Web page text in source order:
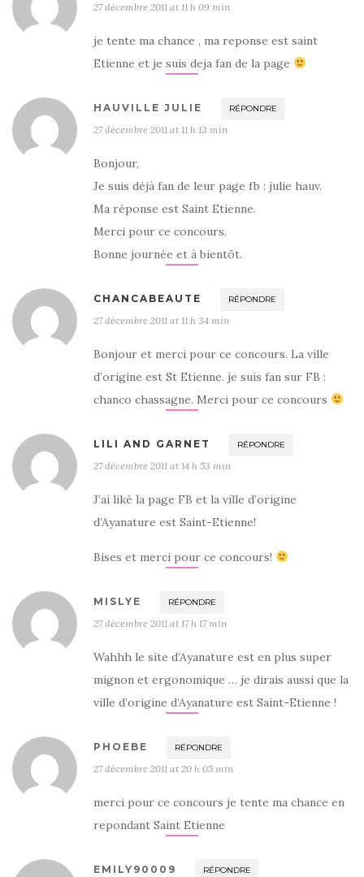
27 décembre 2011 at 11 h 09 min
je tente ma chance , ma reponse est saint
Etienne et je suis deja fan de la page
HAUVILLE JULIE RÉPONDRE
27 décembre 2011 at 11 h 13 min
Bonjour,
Je suis déjà fan de leur page fb : julie hauv.
Ma réponse est Saint Etienne.
Merci pour ce concours.
Bonne journée et à bientôt.
CHANCABEAUTE RÉPONDRE
27 décembre 2011 at 11 h 34 min
Bonjour et merci pour ce concours. La ville
d’origine est St Etienne. je suis fan sur FB :
chanco chassagne. Merci pour ce concours
LILI AND GARNET RÉPONDRE
27 décembre 2011 at 14 h 53 min
J’ai liké la page FB et la ville d’origine
d’Ayanature est Saint-Etienne!
Bises et merci pour ce concours!
MISLYE RÉPONDRE
27 décembre 2011 at 17 h 17 min
Wahhh le site d’Ayanature est en plus super
mignon et ergonomique … je dirais aussi que la
ville d’origine d’Ayanature est Saint-Etienne !
PHOEBE RÉPONDRE
27 décembre 2011 at 20 h 05 min
merci pour ce concours je tente ma chance en
repondant Saint Etienne
EMILY90009 RÉPONDRE